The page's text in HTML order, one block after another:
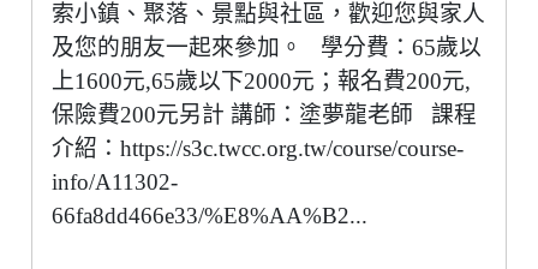
索小鎮、聚落、景點與社區，歡迎您與家人
及您的朋友一起來參加。 學分費：65歲以
上1600元,65歲以下2000元；報名費200元,
保險費200元另計 講師：塗夢龍老師 課程
介紹：https://s3c.twcc.org.tw/course/course-
info/A11302-
66fa8dd466e33/%E8%AA%B2...